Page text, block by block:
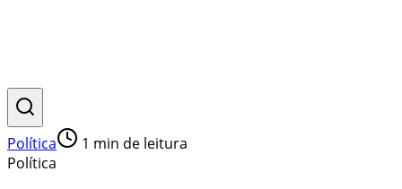
Política 1 min de leitura
Política